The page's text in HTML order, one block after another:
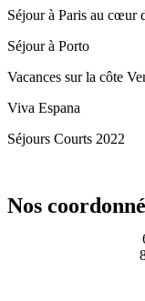
Séjour à Paris au cœur
Séjour à Porto
Vacances sur la côte
Viva Espana
Séjours Courts 2022
Nos